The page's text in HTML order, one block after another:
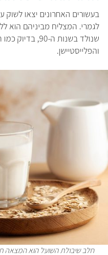
בעשורים האחרונים יצאו
לגמרי. המצליח מביניהם הוא
שנולד בשנות ה-
והפלייסטיישן.
חלב שיבולת השועל הוא המצאה